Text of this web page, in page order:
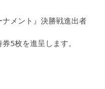
メント』決勝戦進出者
5枚を進呈します。